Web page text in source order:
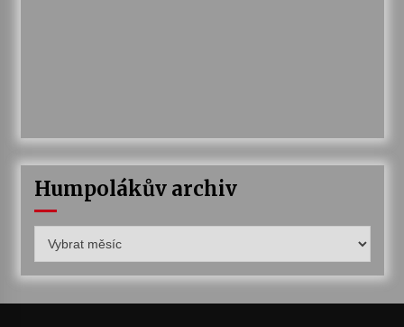
Humpolákův archiv
archiv